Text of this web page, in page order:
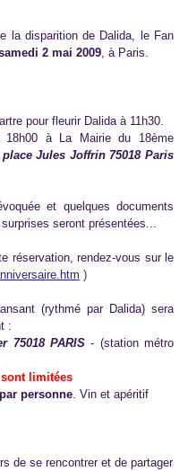
la disparition de Dalida, le Fan
2 mai 2009, à Paris.
pour fleurir Dalida à 11h30.
à La Mairie du 18ème
place Jules Joffrin 75018 Paris
et quelques documents
seront présentées...
réservation, rendez-vous sur le
)
(rythmé par Dalida) sera
:
75018 PARIS- (station métro
limitées
personne. Vin et apéritif
de se rencontrer et de partager